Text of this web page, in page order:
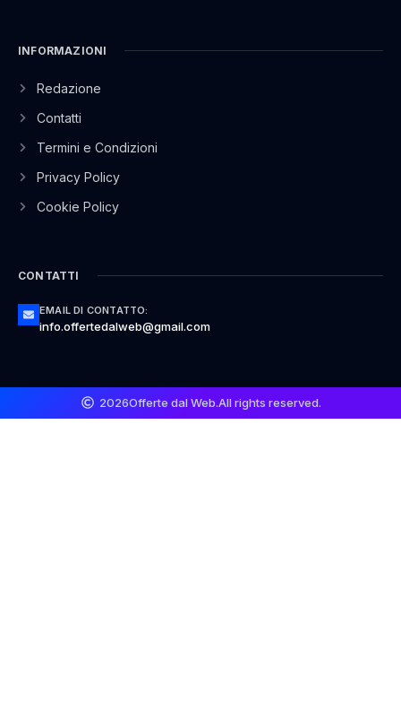
INFORMAZIONI
Redazione
Contatti
Termini e Condizioni
Privacy Policy
Cookie Policy
CONTATTI
EMAIL DI CONTATTO:
info.offertedalweb@gmail.com
2026Offerte dal Web.All rights reserved.